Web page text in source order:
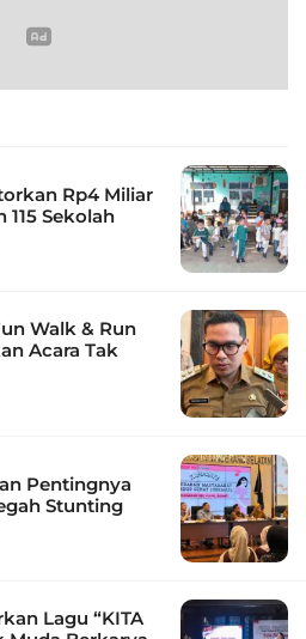
Rp4 Miliar
Sekolah
Walk & Run
Acara Tak
Pentingnya
Stunting
Lagu “KITA